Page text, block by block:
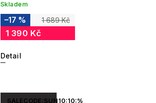
Skladem
1 689 Kč
–17 %
1 390 Kč
Detail
SALECODE:SUN10:10:%